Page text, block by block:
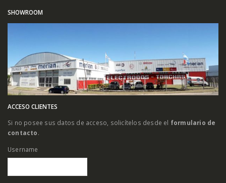
SHOWROOM
ACCESO CLIENTES
Si no posee sus datos de acceso, solicítelos desde el formulario de
contacto.
Username